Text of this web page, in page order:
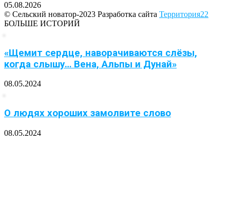
05.08.2026
© Сельский новатор-2023 Разработка сайта Территория22
БОЛЬШЕ ИСТОРИЙ
«Щемит сердце, наворачиваются слёзы,
когда слышу… Вена, Альпы и Дунай»
08.05.2024
О людях хороших замолвите слово
08.05.2024